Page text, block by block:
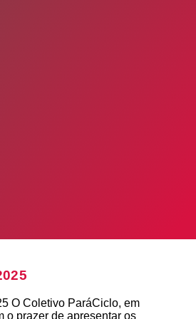
O Coletivo ParáCiclo, em
o prazer de apresentar os